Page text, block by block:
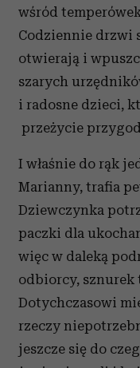
wśród
Codziennie drzwi
otwierają i
szarych
i radosne dzieci,
przeżycie
I właśnie do rąk
Marianny, trafia
Dziewczynka
paczki dla
więc w daleką
odbiorcy, sznurek
Dotychczasowi
rzeczy
jeszcze się do